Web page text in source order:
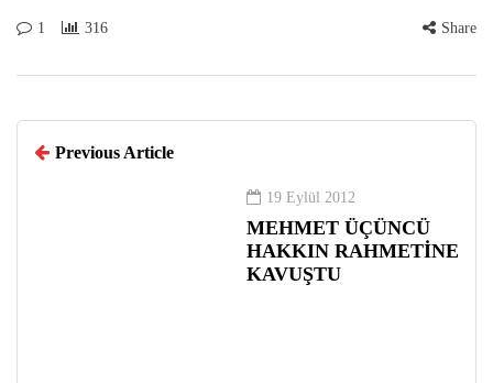
1 316 Share
Previous Article
19 Eylül 2012
MEHMET ÜÇÜNCÜ
HAKKIN RAHMETİNE
KAVUŞTU